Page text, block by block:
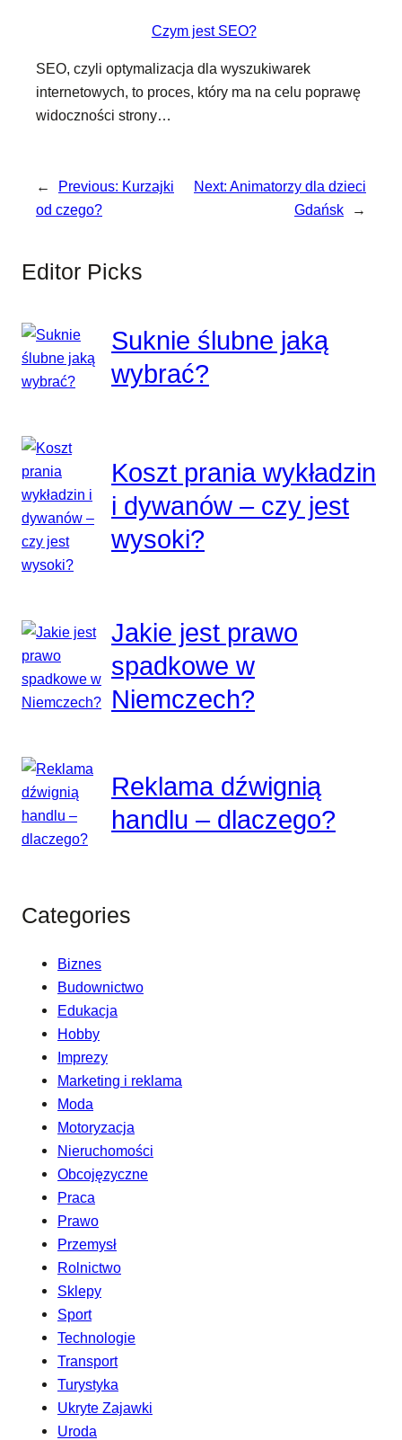
Czym jest SEO?
SEO, czyli optymalizacja dla wyszukiwarek
internetowych, to proces, który ma na celu poprawę
widoczności strony…
← Previous: Kurzajki
od czego?
Next: Animatorzy dla dzieci
Gdańsk
→
Editor Picks
Suknie ślubne jaką
wybrać?
Koszt prania wykładzin
i dywanów – czy jest
wysoki?
Jakie jest prawo
spadkowe w
Niemczech?
Reklama dźwignią
handlu – dlaczego?
Categories
Biznes
Budownictwo
Edukacja
Hobby
Imprezy
Marketing i reklama
Moda
Motoryzacja
Nieruchomości
Obcojęzyczne
Praca
Prawo
Przemysł
Rolnictwo
Sklepy
Sport
Technologie
Transport
Turystyka
Ukryte Zajawki
Uroda